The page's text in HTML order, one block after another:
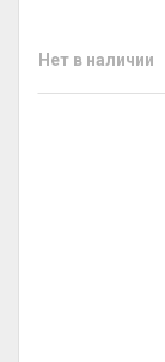
Нет в наличии